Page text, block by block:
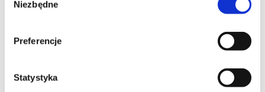
zgody
Niezbędne
Preferencje
Statystyka
W czerwcowy weekend 1967 roku, apogeum "Lata miłości", odbył
kariery rozpoczęli Jimi Hendrix czy Janis Joplin. Reżyser filmu,
legendarny twórca dokumentów muzycznych D.A. Pennebaker, w
wiernym rzeczywistości stylu, uwiecznia muzyków w momentach,
*na podstawie materiałów dystrybutora